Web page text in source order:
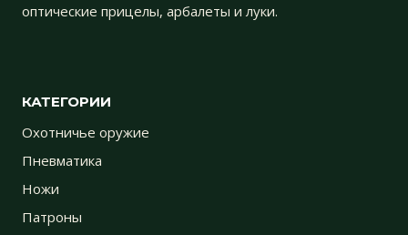
оптические прицелы, арбалеты и луки.
КАТЕГОРИИ
Охотничье оружие
Пневматика
Ножи
Патроны